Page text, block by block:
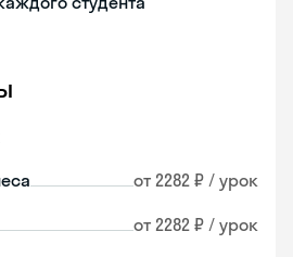
от 2282 ₽ / урок
от 2282 ₽ / урок